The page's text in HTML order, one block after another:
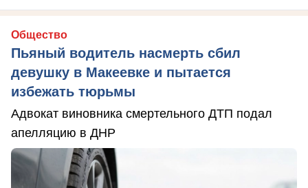
Общество
Пьяный водитель насмерть сбил
девушку в Макеевке и пытается
избежать тюрьмы
Адвокат виновника смертельного ДТП подал
апелляцию в ДНР